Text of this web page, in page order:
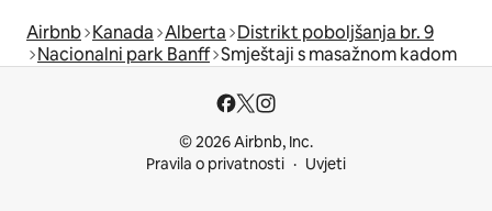
Airbnb Kanada Alberta Distrikt poboljšanja br. 9
Nacionalni park Banff Smještaji s masažnom kadom
© 2026 Airbnb, Inc.
Pravila o privatnosti
Uvjeti